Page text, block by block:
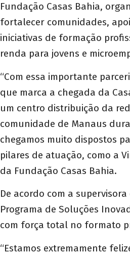
Fundação Casas Bahia,
fortalecer comunidades,
iniciativas de formação
renda para jovens e
“Com essa importante
que marca a chegada da
um centro distribuição da
comunidade de Manaus
chegamos muito dispostos
pilares de atuação, como a
da Fundação Casas Bahia.
De acordo com a
Programa de Soluções
com força total no formato
“Estamos extremamente